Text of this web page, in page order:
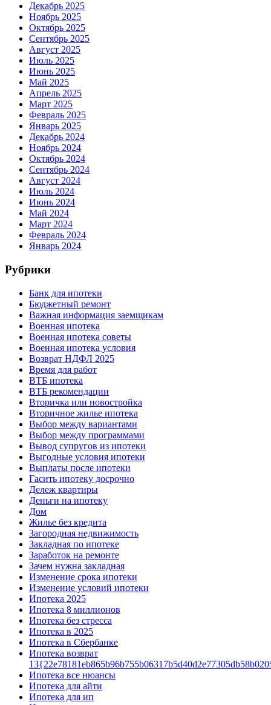
Декабрь 2025
Ноябрь 2025
Октябрь 2025
Сентябрь 2025
Август 2025
Июль 2025
Июнь 2025
Май 2025
Апрель 2025
Март 2025
Февраль 2025
Январь 2025
Декабрь 2024
Ноябрь 2024
Октябрь 2024
Сентябрь 2024
Август 2024
Июль 2024
Июнь 2024
Май 2024
Март 2024
Февраль 2024
Январь 2024
Рубрики
Банк для ипотеки
Бюджетный ремонт
Важная информация заемщикам
Военная ипотека
Военная ипотека советы
Военная ипотека условия
Возврат НДФЛ 2025
Время для работ
ВТБ ипотека
ВТБ рекомендации
Вторичка или новостройка
Вторичное жилье ипотека
Выбор между вариантами
Выбор между программами
Вывод супругов из ипотеки
Выгодные условия ипотеки
Выплаты после ипотеки
Гасить ипотеку досрочно
Дележ квартиры
Деньги на ипотеку
Дом
Жилье без кредита
Загородная недвижимость
Закладная по ипотеке
Заработок на ремонте
Зачем нужна закладная
Изменение срока ипотеки
Изменение условий ипотеки
Ипотека 2025
Ипотека 8 миллионов
Ипотека без стресса
Ипотека в 2025
Ипотека в Сбербанке
Ипотека возврат
Ипотека все нюансы
Ипотека для айти
Ипотека для ип